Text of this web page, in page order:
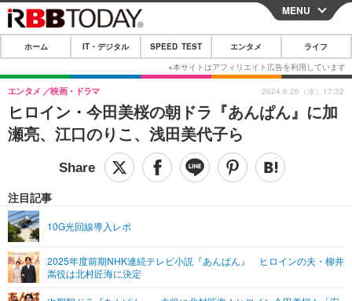
CLOSE
ホーム
IT・デジタル
IT・デジタルTOP スマートフォン
ショッピング その他
SPEED TEST
エンタメTOP 映画・ドラマ
グラビア
ライフTOP
その他
リリース一覧
プッシュ通知の停止方法
MENU
ホーム IT・デジタル SPEED TEST エンタメ ライフ
ヒロイン・今田美桜の朝ドラ『あんぱん』に加
瀬亮、江口のりこ、浅田美代子ら
エンタメ 映画・ドラマ
注目記事
10G光回線導入レポ
2025年度前期NHK連続テレビ小説『あんぱん』 ヒロインの夫・柳井
嵩役は北村匠海に決定
2024.6.26（水）17:22